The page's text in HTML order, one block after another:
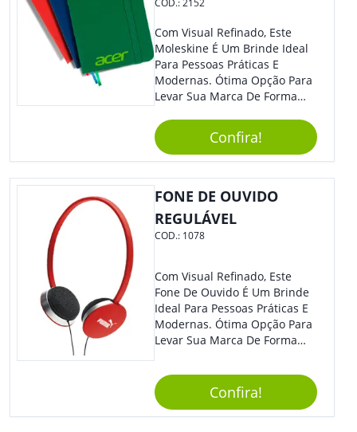
COD.:2152
Com Visual Refinado, Este
Moleskine É Um Brinde Ideal
Para Pessoas Práticas E
Modernas. Ótima Opção Para
Levar Sua Marca De Forma
Sua Empresa Em Eventos,
Reuniões Corporativas Ou Até
Mesmo Para Presentear
Colaboradores E Parceiros De
Sua Empresa.
Confira!
FONE DE OUVIDO
REGULÁVEL
COD.: 1078
Com Visual Refinado, Este
Fone De Ouvido É Um Brinde
Ideal Para Pessoas Práticas E
Modernas. Ótima Opção Para
Levar Sua Marca De Forma
Sua Empresa Em Eventos,
Reuniões Corporativas Ou Até
Mesmo Para Presentear
Colaboradores E Parceiros De
Confira!